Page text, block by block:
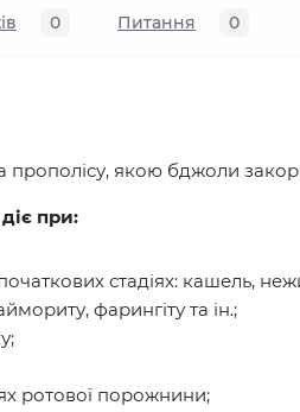
0 Питання 0
прополісу, якою бджоли
при:
стадіях: кашель,
фарингіту та ін.;
ротової порожнини;